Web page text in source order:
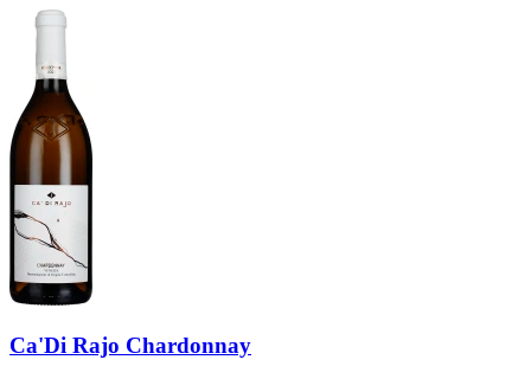
Ca'Di Rajo Chardonnay